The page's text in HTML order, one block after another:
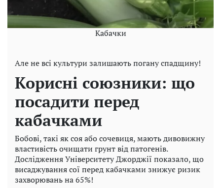
Кабачки
Але не всі культури залишають погану спадщину!
Корисні союзники: що
посадити перед
кабачками
Бобові, такі як соя або сочевиця, мають дивовижну
властивість очищати грунт від патогенів.
Дослідження Університету Джорджії показало, що
висаджування сої перед кабачками знижує ризик
захворювань на 65%!